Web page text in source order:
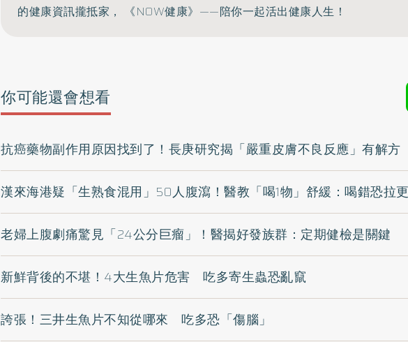
的健康資訊攏抵家， 《NOW健康》——陪你一起活出健康人生！
你可能還會想看
抗癌藥物副作用原因找到了！長庚研究揭「嚴重皮膚不良反應」有解方
漢來海港疑「生熟食混用」50人腹瀉！醫教「喝1物」舒緩：喝錯恐拉
老婦上腹劇痛驚見「24公分巨瘤」！醫揭好發族群：定期健檢是關鍵
新鮮背後的不堪！4大生魚片危害 吃多寄生蟲恐亂竄
誇張！三井生魚片不知從哪來 吃多恐「傷腦」